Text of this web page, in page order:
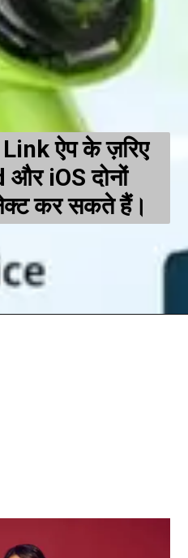
ऐप के ज़रिए
iOS दोनों
कर सकते हैं।